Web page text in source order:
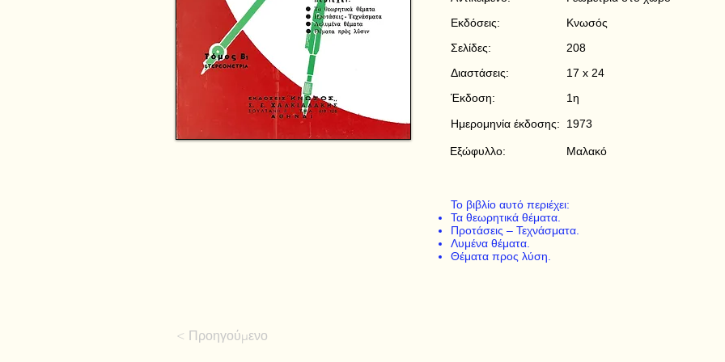
Εκδόσεις:
Κνωσός
Σελίδες:
208
Διαστάσεις:
17 x 24
Έκδοση:
1η
Ημερομηνία έκδοσης:
1973
Μαλακό
Εξώφυλλο:
Το βιβλίο αυτό περιέχει:
Τα θεωρητικά θέματα.
Προτάσεις – Τεχνάσματα.
Λυμένα θέματα.
Θέματα προς λύση.
< Προηγούμενο